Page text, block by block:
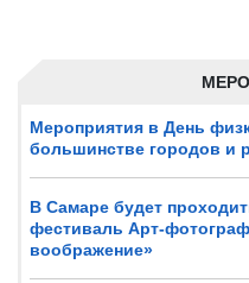
Мероприятия в День
большинстве городов и
В Самаре будет
фестиваль Арт-
воображение»